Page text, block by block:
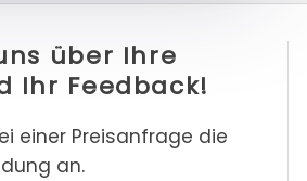
über Ihre
Ihr Feedback!
einer Preisanfrage die
an.